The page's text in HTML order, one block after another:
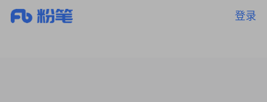
登录